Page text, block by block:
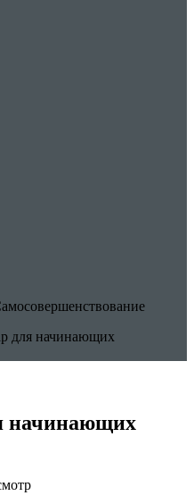
для начинающих
начинающих